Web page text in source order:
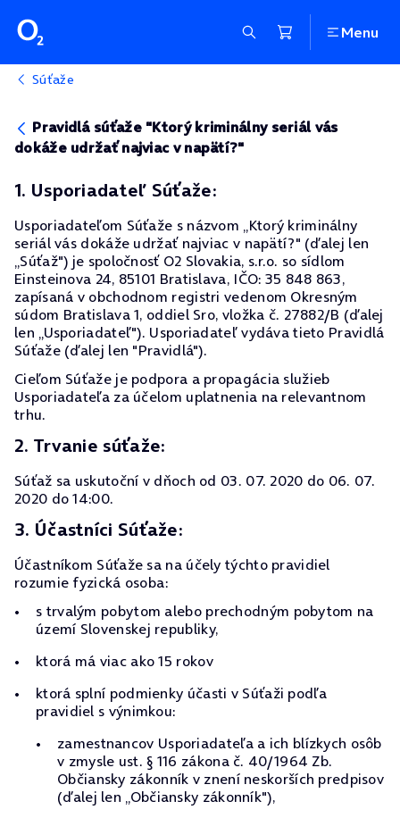
Menu
Súťaže
Pravidlá súťaže "Ktorý kriminálny seriál vás
dokáže udržať najviac v napätí?"
1. Usporiadateľ Súťaže:
Usporiadateľom Súťaže s názvom „Ktorý kriminálny
seriál vás dokáže udržať najviac v napätí?" (ďalej len
„Súťaž") je spoločnosť O2 Slovakia, s.r.o. so sídlom
Einsteinova 24, 85101 Bratislava, IČO: 35 848 863,
zapísaná v obchodnom registri vedenom Okresným
súdom Bratislava 1, oddiel Sro, vložka č. 27882/B (ďalej
len „Usporiadateľ"). Usporiadateľ vydáva tieto Pravidlá
Súťaže (ďalej len "Pravidlá").
Cieľom Súťaže je podpora a propagácia služieb
Usporiadateľa za účelom uplatnenia na relevantnom
trhu.
2. Trvanie súťaže:
Súťaž sa uskutoční v dňoch od 03. 07. 2020 do 06. 07.
2020 do 14:00.
3. Účastníci Súťaže:
Účastníkom Súťaže sa na účely týchto pravidiel
rozumie fyzická osoba:
s trvalým pobytom alebo prechodným pobytom na
území Slovenskej republiky,
ktorá má viac ako 15 rokov
ktorá splní podmienky účasti v Súťaži podľa
pravidiel s výnimkou:
zamestnancov Usporiadateľa a ich blízkych osôb
v zmysle ust. § 116 zákona č. 40/1964 Zb.
Občiansky zákonník v znení neskorších predpisov
(ďalej len „Občiansky zákonník"),